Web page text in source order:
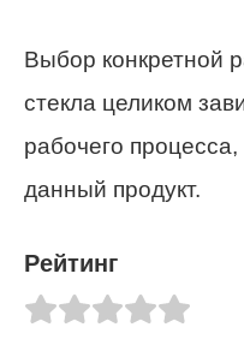
Выбор конкретной
стекла целиком
рабочего
данный продукт.
Рейтинг